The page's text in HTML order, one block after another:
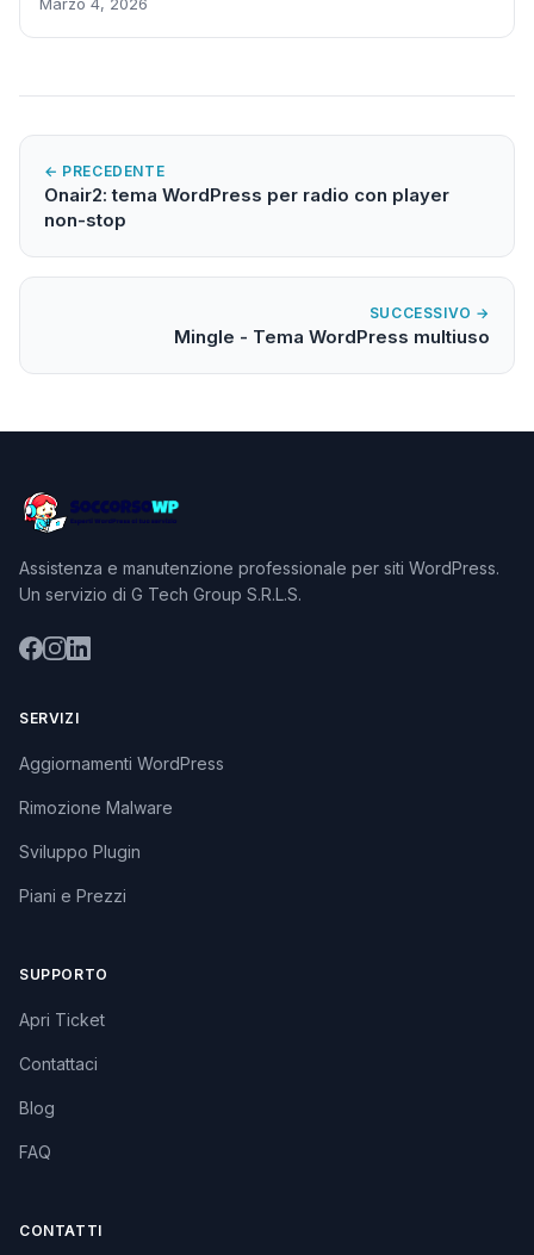
← PRECEDENTE
Onair2: tema WordPress per radio con player
non-stop
SUCCESSIVO →
Mingle - Tema WordPress multiuso
Assistenza e manutenzione professionale per siti WordPress.
Un servizio di G Tech Group S.R.L.S.
SERVIZI
Aggiornamenti WordPress
Rimozione Malware
Sviluppo Plugin
Piani e Prezzi
SUPPORTO
Apri Ticket
Contattaci
Blog
FAQ
CONTATTI